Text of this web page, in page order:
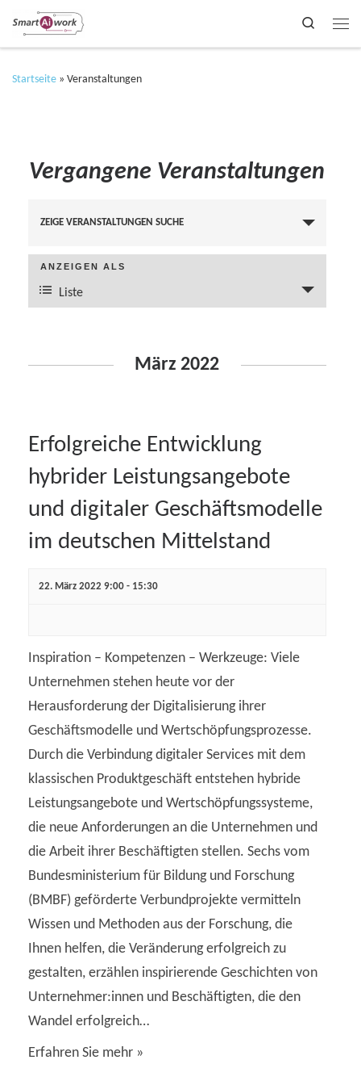
Zum Inhalt springen
Search
Startseite » Veranstaltungen
Vergangene Veranstaltungen
V
e
n
t
a
l
t
u
g
e
n
S
u
c
h
e
u
n
d
ZEIGE VERANSTALTUNGEN SUCHE
e
a
t
a
l
t
n
A
n
s
i
c
h
t
e
n
-
N
a
v
i
g
ANZEIGEN ALS
Liste
März 2022
Erfolgreiche Entwicklung
hybrider Leistungsangebote
und digitaler Geschäftsmodelle
im deutschen Mittelstand
22. März 2022 9:00 - 15:30
Inspiration – Kompetenzen – Werkzeuge: Viele
Unternehmen stehen heute vor der
Herausforderung der Digitalisierung ihrer
Geschäftsmodelle und Wertschöpfungsprozesse.
Durch die Verbindung digitaler Services mit dem
klassischen Produktgeschäft entstehen hybride
Leistungsangebote und Wertschöpfungssysteme,
die neue Anforderungen an die Unternehmen und
die Arbeit ihrer Beschäftigten stellen. Sechs vom
Bundesministerium für Bildung und Forschung
(BMBF) geförderte Verbundprojekte vermitteln
Wissen und Methoden aus der Forschung, die
Ihnen helfen, die Veränderung erfolgreich zu
gestalten, erzählen inspirierende Geschichten von
Unternehmer:innen und Beschäftigten, die den
Wandel erfolgreich…
Erfahren Sie mehr »